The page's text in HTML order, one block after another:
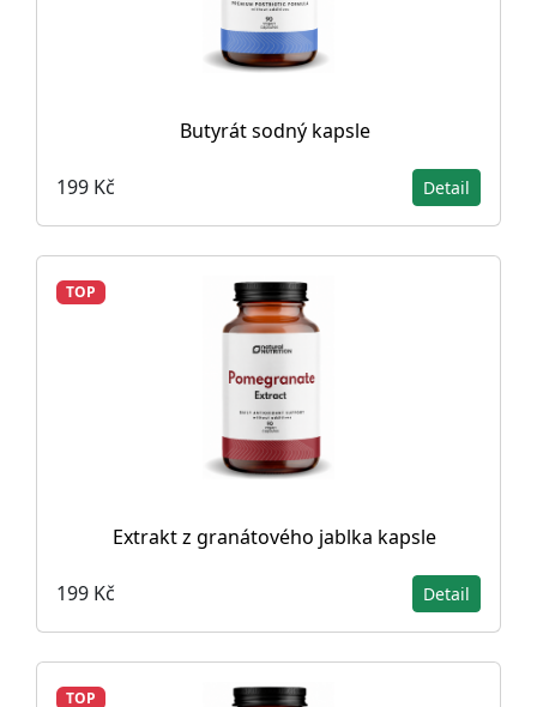
Butyrát sodný kapsle
199 Kč Detail
TOP
Extrakt z granátového jablka kapsle
199 Kč Detail
TOP